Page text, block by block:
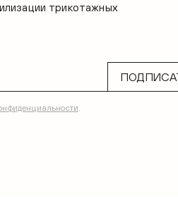
трикотажных
.